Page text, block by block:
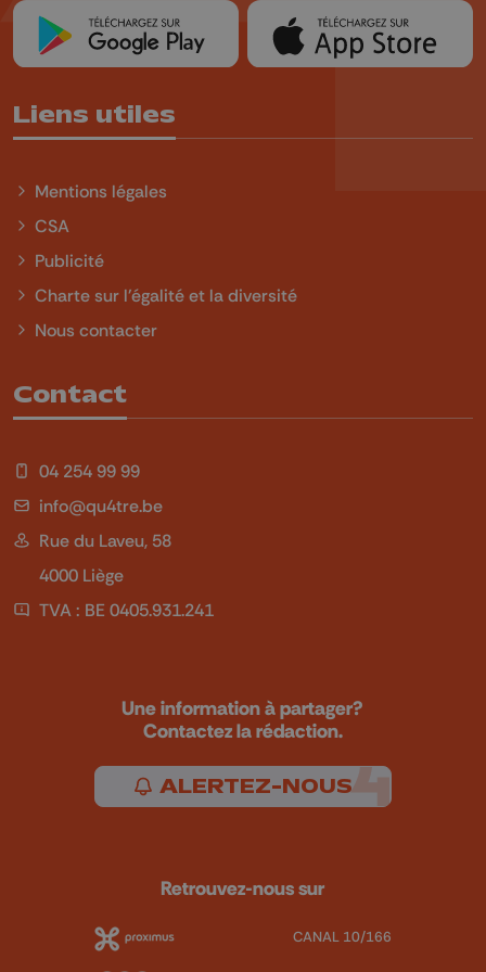
Liens utiles
Mentions légales
CSA
Publicité
Charte sur l'égalité et la diversité
Nous contacter
Contact
04 254 99 99
info@qu4tre.be
Rue du Laveu, 58
4000 Liège
TVA : BE 0405.931.241
Une information à partager?
Contactez la rédaction.
ALERTEZ-NOUS
Retrouvez-nous sur
CANAL 10/166